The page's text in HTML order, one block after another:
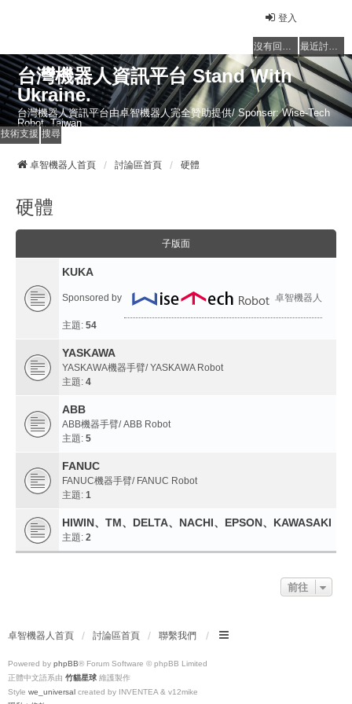
登入
沒有回覆的主題 最近討論的主題
台灣機器人資訊平台 Stand With
Ukraine.
台灣機器人資訊平台由卓智機器人完全贊助提供/ Sponser: Wise-Tech
Robot, Taiwan
技術支援 搜尋
卓智機器人首頁 討論區首頁 硬體
硬體
子版面
KUKA
Sponsored by 卓智機器人
主題: 54
YASKAWA
YASKAWA機器手臂/ YASKAWA Robot
主題: 4
ABB
ABB機器手臂/ ABB Robot
主題: 5
FANUC
FANUC機器手臂/ FANUC Robot
主題: 1
HIWIN、TM、DELTA、NACHI、EPSON、KAWASAKI
主題: 2
前往
卓智機器人首頁 討論區首頁 聯繫我們
Powered by phpBB® Forum Software © phpBB Limited
正體中文語系由 竹貓星球 維護製作
Style we_universal created by INVENTEA & v12mike